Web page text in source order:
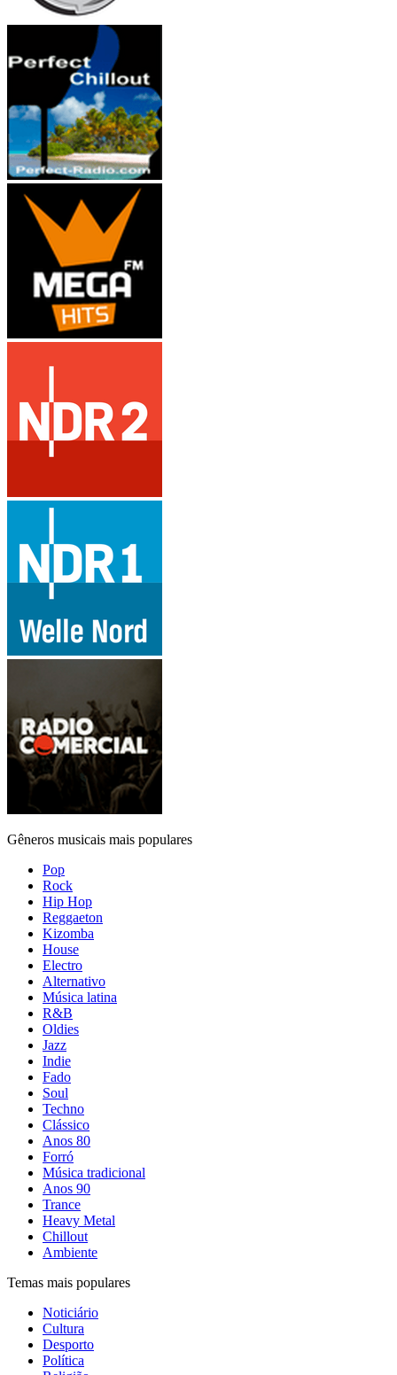
Gêneros musicais mais populares
Pop
Rock
Hip Hop
Reggaeton
Kizomba
House
Electro
Alternativo
Música latina
R&B
Oldies
Jazz
Indie
Fado
Soul
Techno
Clássico
Anos 80
Forró
Música tradicional
Anos 90
Trance
Heavy Metal
Chillout
Ambiente
Temas mais populares
Noticiário
Cultura
Desporto
Política